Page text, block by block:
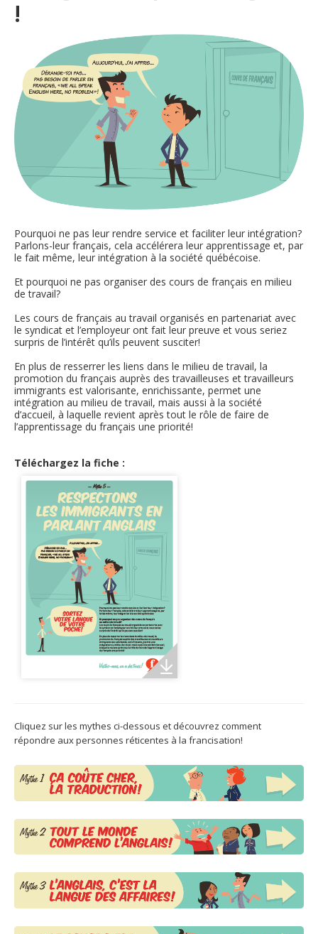
Organismes de la langue française
Publications
Francophonie internationale
Expressions et jeux de lettres
Vidéos
Revue de presse
Langue du travail
Francisation de l'Administration
Recueil de bonnes pratiques
Secteurs d'activité
Hébergement et restauration
Plastiques et composites
Télécommunications
Métallurgie
Automobile
Terminologie
Ressources terminologiques
Capsules linguistiques
Jeux et outils terminolinguistiques
Intégration linguistique
Témoignages
Espace militant
Nos campagnes
!
Pourquoi ne pas leur rendre service et faciliter leur intégration?
Parlons-leur français, cela accélérera leur apprentissage et, par
le fait même, leur intégration à la société québécoise.
Et pourquoi ne pas organiser des cours de français en milieu
de travail?
Les cours de français au travail organisés en partenariat avec
le syndicat et l’employeur ont fait leur preuve et vous seriez
surpris de l’intérêt qu’ils peuvent susciter!
En plus de resserrer les liens dans le milieu de travail, la
promotion du français auprès des travailleuses et travailleurs
immigrants est valorisante, enrichissante, permet une
intégration au milieu de travail, mais aussi à la société
d’accueil, à laquelle revient après tout le rôle de faire de
l’apprentissage du français une priorité!
Téléchargez la fiche :
Cliquez sur les mythes ci-dessous et découvrez comment
répondre aux personnes réticentes à la francisation!